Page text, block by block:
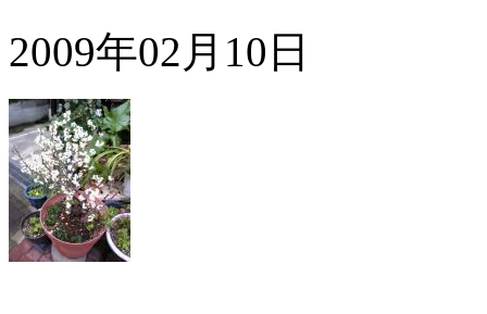
2009年02月10日